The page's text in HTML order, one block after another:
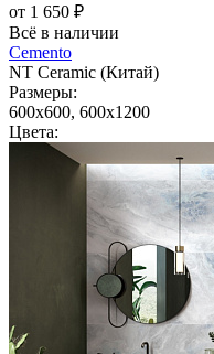
от 1 650 ₽
Всё в наличии
Cemento
NT Ceramic (Китай)
Размеры:
600x600, 600x1200
Цвета: